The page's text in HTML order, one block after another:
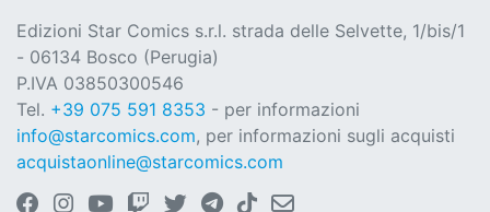
Edizioni Star Comics s.r.l. strada delle Selvette, 1/bis/1
- 06134 Bosco (Perugia)
P.IVA 03850300546
Tel. +39 075 591 8353 - per informazioni
info@starcomics.com, per informazioni sugli acquisti
acquistaonline@starcomics.com